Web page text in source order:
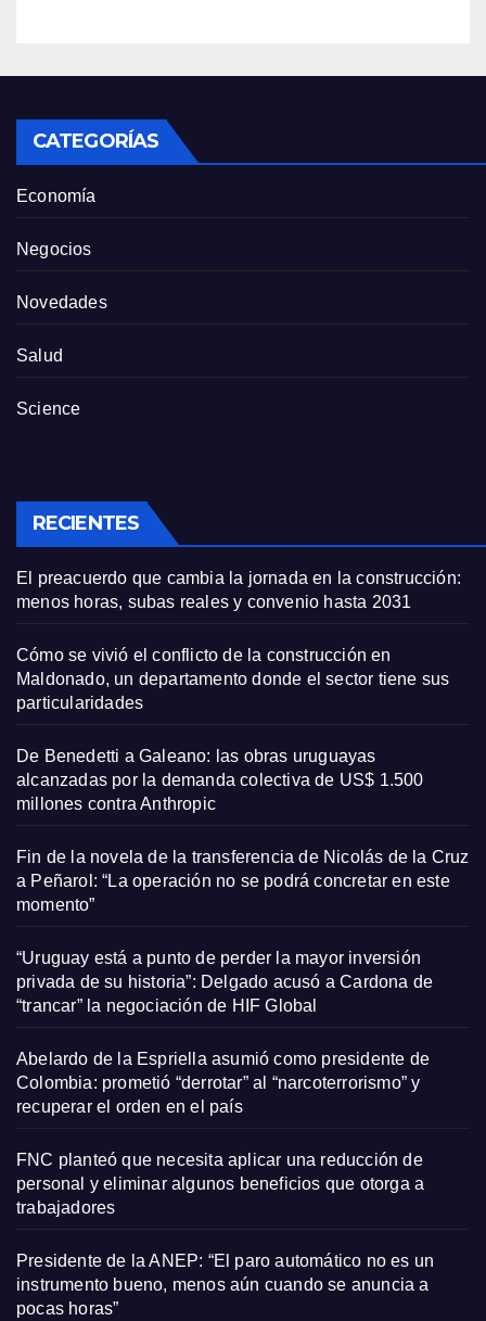
CATEGORÍAS
Economía
Negocios
Novedades
Salud
Science
RECIENTES
El preacuerdo que cambia la jornada en la construcción:
menos horas, subas reales y convenio hasta 2031
Cómo se vivió el conflicto de la construcción en
Maldonado, un departamento donde el sector tiene sus
particularidades
De Benedetti a Galeano: las obras uruguayas
alcanzadas por la demanda colectiva de US$ 1.500
millones contra Anthropic
Fin de la novela de la transferencia de Nicolás de la Cruz
a Peñarol: “La operación no se podrá concretar en este
momento”
“Uruguay está a punto de perder la mayor inversión
privada de su historia”: Delgado acusó a Cardona de
“trancar” la negociación de HIF Global
Abelardo de la Espriella asumió como presidente de
Colombia: prometió “derrotar” al “narcoterrorismo” y
recuperar el orden en el país
FNC planteó que necesita aplicar una reducción de
personal y eliminar algunos beneficios que otorga a
trabajadores
Presidente de la ANEP: “El paro automático no es un
instrumento bueno, menos aún cuando se anuncia a
pocas horas”